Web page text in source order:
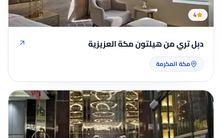
4
دبل تري من هيلتون مكة العزيزية
مكة المكرمة